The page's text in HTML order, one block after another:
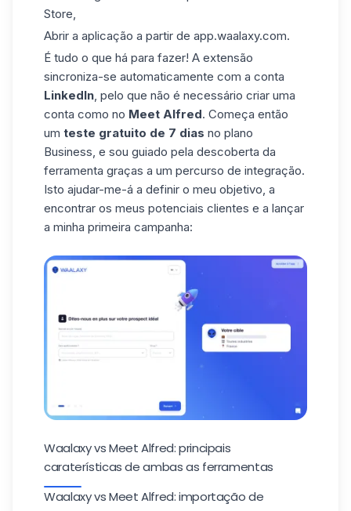
Store,
Abrir a aplicação a partir de app.waalaxy.com.
É tudo o que há para fazer! A extensão
sincroniza-se automaticamente com a conta
LinkedIn, pelo que não é necessário criar uma
conta como no Meet Alfred. Começa então
um teste gratuito de 7 dias no plano
Business, e sou guiado pela descoberta da
ferramenta graças a um percurso de integração.
Isto ajudar-me-á a definir o meu objetivo, a
encontrar os meus potenciais clientes e a lançar
a minha primeira campanha:
Waalaxy vs Meet Alfred: principais
caraterísticas de ambas as ferramentas
Waalaxy vs Meet Alfred: importação de